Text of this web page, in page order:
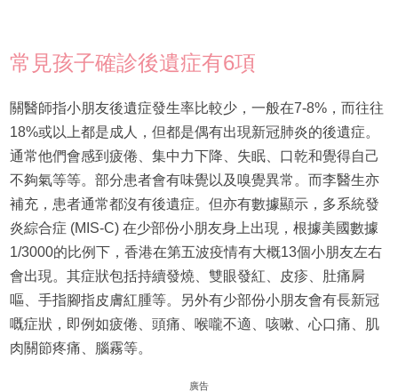
常見孩子確診後遺症有6項
關醫師指小朋友後遺症發生率比較少，一般在7-8%，而往往
18%或以上都是成人，但都是偶有出現新冠肺炎的後遺症。
通常他們會感到疲倦、集中力下降、失眠、口乾和覺得自己
不夠氣等等。部分患者會有味覺以及嗅覺異常。而李醫生亦
補充，患者通常都沒有後遺症。但亦有數據顯示，多系統發
炎綜合症 (MIS-C) 在少部份小朋友身上出現，根據美國數據
1/3000的比例下，香港在第五波疫情有大概13個小朋友左右
會出現。其症狀包括持續發燒、雙眼發紅、皮疹、肚痛屙
嘔、手指腳指皮膚紅腫等。另外有少部份小朋友會有長新冠
嘅症狀，即例如疲倦、頭痛、喉嚨不適、咳嗽、心口痛、肌
肉關節疼痛、腦霧等。
廣告